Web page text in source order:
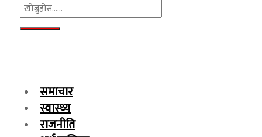
समाचार
स्वास्थ्य
राजनीति